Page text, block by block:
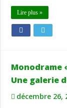
Lire plus »
Monodrame
Une galerie
décembre 26,